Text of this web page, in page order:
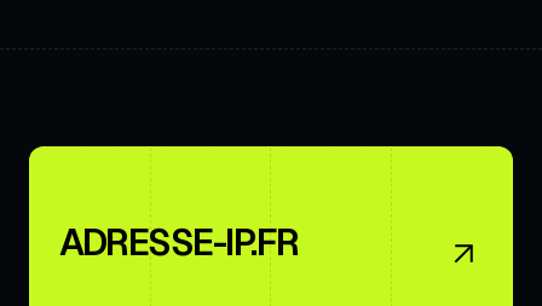
ADRESSE-IP.FR